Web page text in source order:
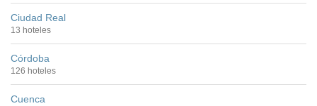
Ciudad Real
13 hoteles
Córdoba
126 hoteles
Cuenca